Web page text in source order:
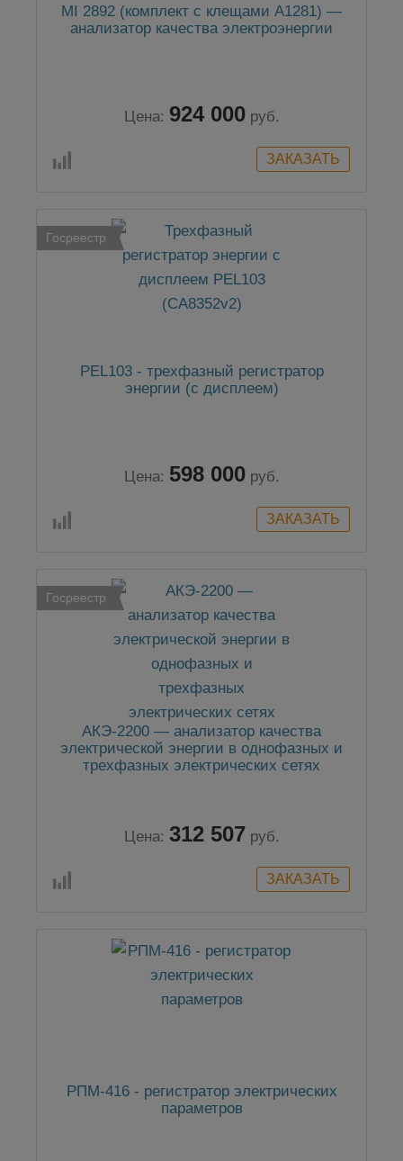
MI 2892 (комплект с клещами А1281) —
анализатор качества электроэнергии
Цена: 924 000 руб.
Госреестр
PEL103 - трехфазный регистратор
энергии (с дисплеем)
Цена: 598 000 руб.
Госреестр
АКЭ-2200 — анализатор качества
электрической энергии в однофазных и
трехфазных электрических сетях
Цена: 312 507 руб.
РПМ-416 - регистратор электрических
параметров